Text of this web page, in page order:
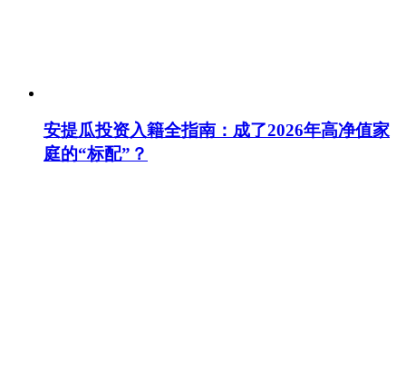
安提瓜投资入籍全指南：成了2026年高净值家
庭的“标配”？